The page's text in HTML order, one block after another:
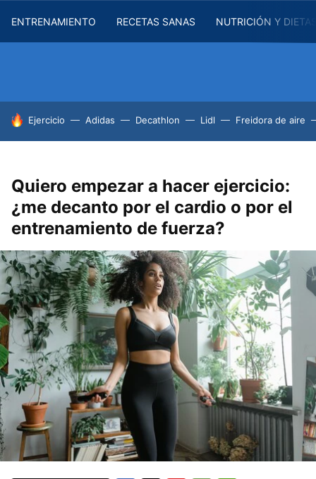
ENTRENAMIENTO RECETAS SANAS NUTRICIÓN Y
HOY SE HABLA DE
Ejercicio Adidas Decathlon Lidl Freidora de aire
Quiero empezar a hacer ejercicio:
¿me decanto por el cardio o por el
entrenamiento de fuerza?